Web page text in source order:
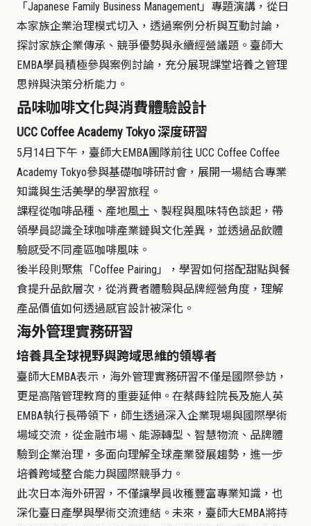
「Japanese Family Business Management」 專題演講，從日
本家族企業治理模式切入，透過案例分析與互動討論，
探討家族企業傳承、競爭優勢與永續經營議題。臺師大
EMBA學員積極參與案例討論，充分展現課堂培養之管理
思辨與決策分析能力。
品味咖啡文化與消費體驗設計
UCC Coffee Academy Tokyo深度研習
5月14日下午，臺師大 EMBA團隊前往UCC Coffee Coffee
Academy Tokyo參與基礎咖啡研討會，展開一場結合專業
知識與生活美學的學習旅程。
課程從咖啡品種、產地風土、製程與風味特色談起，帶
領學員認識全球咖啡產業鏈與文化差異，並透過品飲體
驗感受不同產區咖啡風味。
後半段則聚焦 「Coffee Pairing」
，學習如何搭配甜點與餐
食提升品飲層次，從消費者體驗與品牌經營角度，理解
產品價值如何透過感官設計被深化。
海外管理實務研習
培養具全球視野與跨域思維的領導者
臺師大 EMBA表示，海外管理實務研習不僅是國際參訪，
更是高階管理教育的重要延伸。在蔡蒔銓院長及施人英
EMBA執行長帶領下，師生透過深入企業現場與國際學術
場域交流，從金融市場、能源轉型、智慧物流、品牌體
驗到企業治理，多面向理解全球產業發展趨勢，進一步
培養跨域整合能力與國際競爭力。
此次日本海外研習，不僅讓學員收穫豐富專業知識，也
深化臺日產學與學術交流連結。未來，臺師大EMBA將持